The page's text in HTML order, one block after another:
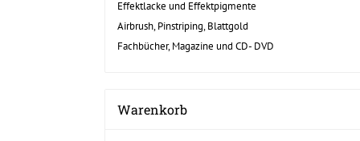
Effektlacke und Effektpigmente
Airbrush, Pinstriping, Blattgold
Fachbücher, Magazine und CD- DVD
Warenkorb